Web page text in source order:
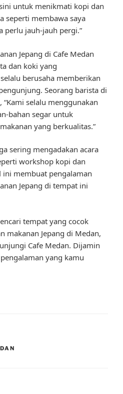
untuk menikmati kopi dan
seperti membawa saya
perlu jauh-jauh pergi.”
Jepang di Cafe Medan
dan koki yang
berusaha memberikan
Seorang barista di
“Kami selalu menggunakan
bahan segar untuk
yang berkualitas.”
sering mengadakan acara
workshop kopi dan
ini membuat pengalaman
Jepang di tempat ini
tempat yang cocok
makanan Jepang di Medan,
Cafe Medan. Dijamin
yang kamu